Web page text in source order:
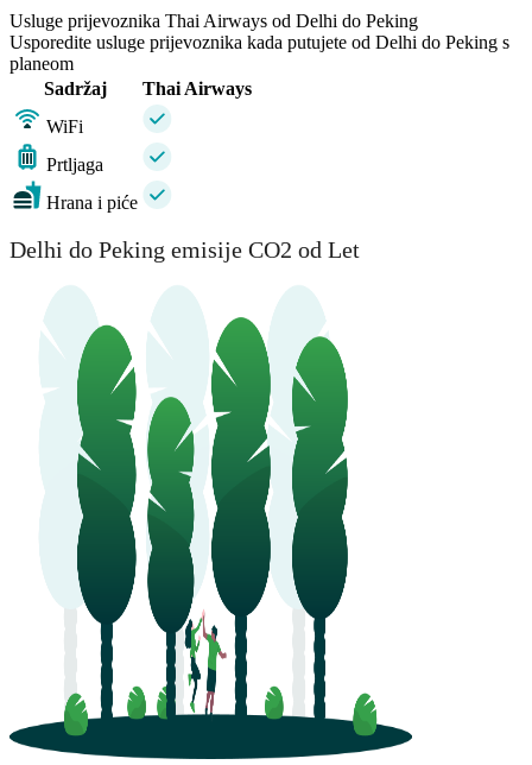
Usluge prijevoznika Thai Airways od Delhi do Peking
Usporedite usluge prijevoznika kada putujete od Delhi do Peking s
planeom
Sadržaj
Thai Airways
WiFi
Prtljaga
Hrana i piće
Delhi do Peking emisije CO2 od Let